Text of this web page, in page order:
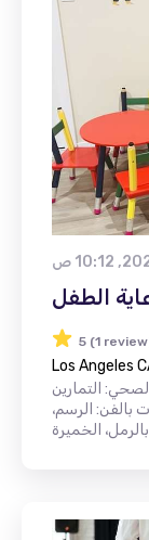
الطفل
5 (1
Los Angeles
التمارين
بالفن: الرسم،